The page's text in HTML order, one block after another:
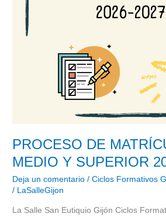
PROCESO DE
MEDIO Y SUPERIOR
Deja un comentario /Ciclos Formativos
/
LaSalleGijon
La Salle San Eutiquio Gijón Ciclos